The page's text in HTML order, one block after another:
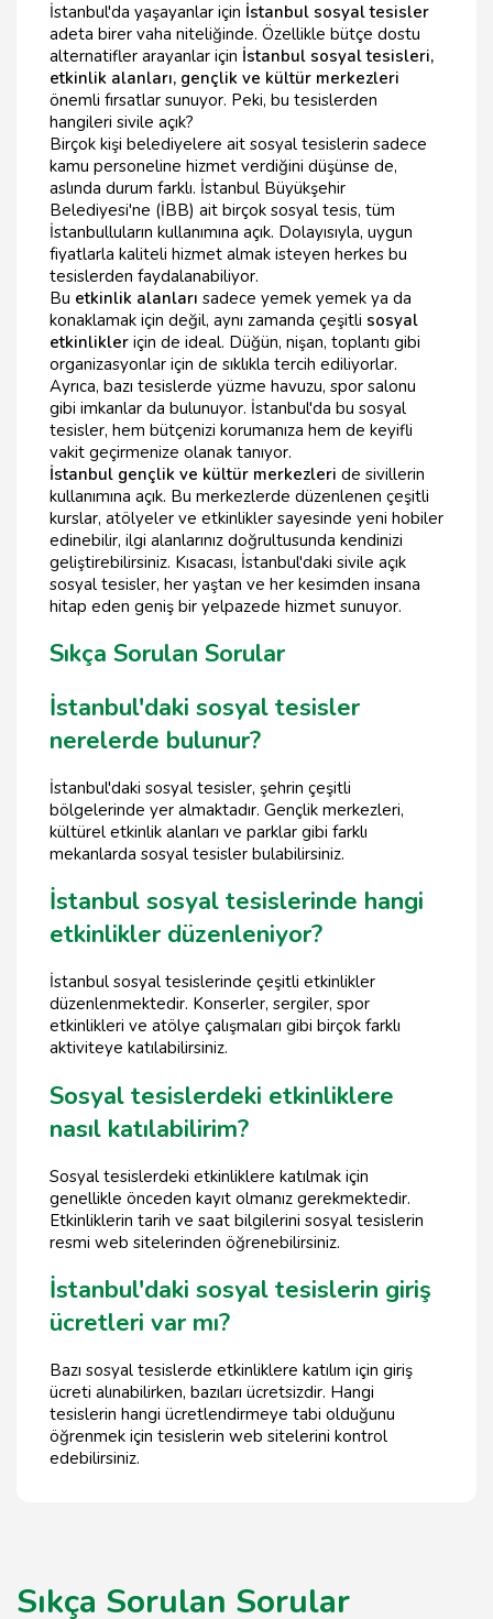
İstanbul'da yaşayanlar için İstanbul sosyal tesisler
adeta birer vaha niteliğinde. Özellikle bütçe dostu
alternatifler arayanlar için İstanbul sosyal tesisleri,
etkinlik alanları, gençlik ve kültür merkezleri
önemli fırsatlar sunuyor. Peki, bu tesislerden
hangileri sivile açık?
Birçok kişi belediyelere ait sosyal tesislerin sadece
kamu personeline hizmet verdiğini düşünse de,
aslında durum farklı. İstanbul Büyükşehir
Belediyesi'ne (İBB) ait birçok sosyal tesis, tüm
İstanbulluların kullanımına açık. Dolayısıyla, uygun
fiyatlarla kaliteli hizmet almak isteyen herkes bu
tesislerden faydalanabiliyor.
Bu etkinlik alanları sadece yemek yemek ya da
konaklamak için değil, aynı zamanda çeşitli sosyal
etkinlikler için de ideal. Düğün, nişan, toplantı gibi
organizasyonlar için de sıklıkla tercih ediliyorlar.
Ayrıca, bazı tesislerde yüzme havuzu, spor salonu
gibi imkanlar da bulunuyor. İstanbul'da bu sosyal
tesisler, hem bütçenizi korumanıza hem de keyifli
vakit geçirmenize olanak tanıyor.
İstanbul gençlik ve kültür merkezleri de sivillerin
kullanımına açık. Bu merkezlerde düzenlenen çeşitli
kurslar, atölyeler ve etkinlikler sayesinde yeni hobiler
edinebilir, ilgi alanlarınız doğrultusunda kendinizi
geliştirebilirsiniz. Kısacası, İstanbul'daki sivile açık
sosyal tesisler, her yaştan ve her kesimden insana
hitap eden geniş bir yelpazede hizmet sunuyor.
Sıkça Sorulan Sorular
İstanbul'daki sosyal tesisler
nerelerde bulunur?
İstanbul'daki sosyal tesisler, şehrin çeşitli
bölgelerinde yer almaktadır. Gençlik merkezleri,
kültürel etkinlik alanları ve parklar gibi farklı
mekanlarda sosyal tesisler bulabilirsiniz.
İstanbul sosyal tesislerinde hangi
etkinlikler düzenleniyor?
İstanbul sosyal tesislerinde çeşitli etkinlikler
düzenlenmektedir. Konserler, sergiler, spor
etkinlikleri ve atölye çalışmaları gibi birçok farklı
aktiviteye katılabilirsiniz.
Sosyal tesislerdeki etkinliklere
nasıl katılabilirim?
Sosyal tesislerdeki etkinliklere katılmak için
genellikle önceden kayıt olmanız gerekmektedir.
Etkinliklerin tarih ve saat bilgilerini sosyal tesislerin
resmi web sitelerinden öğrenebilirsiniz.
İstanbul'daki sosyal tesislerin giriş
ücretleri var mı?
Bazı sosyal tesislerde etkinliklere katılım için giriş
ücreti alınabilirken, bazıları ücretsizdir. Hangi
tesislerin hangi ücretlendirmeye tabi olduğunu
öğrenmek için tesislerin web sitelerini kontrol
edebilirsiniz.
Sıkça Sorulan Sorular